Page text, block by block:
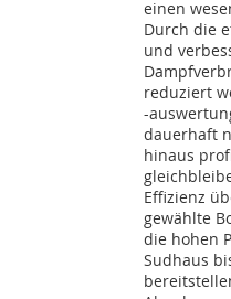
einen
Durch die
und
reduziert
-
dauerhaft
hinaus
Effizienz
gewählte
die hohen
Sudhaus